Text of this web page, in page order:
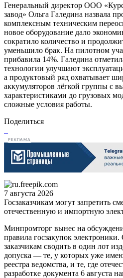
Генеральный директор ООО
завод» Ольга Галедина назвала
комплексным техническим
новое оборудование дало
сократило количество и
уменьшило брак. На пилотном
прибавила 14%. Галедина
технологии улучшают
а продуктовый ряд охватывает
аккумуляторов лёгкой группы с
характеристиками до грузовых
сложные условия работы.
Поделиться
РЕКЛАМА
7 августа 2026
Госзаказчикам могут запретить
отечественную и импортную
Минпромторг вынес на
правила госзакупок
заказчикам сводить в один лот
допуска — те, у которых уже
реестра ведомства, и те, где
разработке документа 6 августа